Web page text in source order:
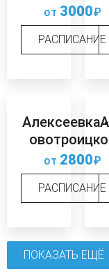
от 3000₽
РАСПИСАНИЕ
Алексеевка
от 2800₽
РАСПИСАНИЕ
ПОКАЗАТЬ ЕЩЁ